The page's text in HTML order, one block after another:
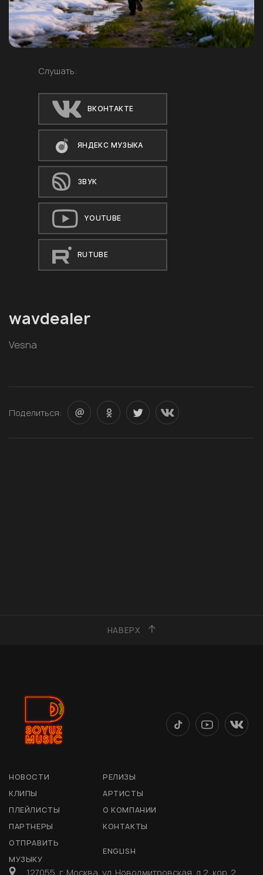
Слушать:
ВКОНТАКТЕ
ЯНДЕКС МУЗЫКА
ЗВУК
YOUTUBE
RUTUBE
wavdealer
Vesna
Поделиться:
НАВЕРХ
НОВОСТИ
РЕЛИЗЫ
КЛИПЫ
АРТИСТЫ
ПЛЕЙЛИСТЫ
О КОМПАНИИ
ПАРТНЕРЫ
КОНТАКТЫ
ОТПРАВИТЬ
МУЗЫКУ
ENGLISH
127055, г. Москва, ул. Новодмитровская, д 2, кор. 2